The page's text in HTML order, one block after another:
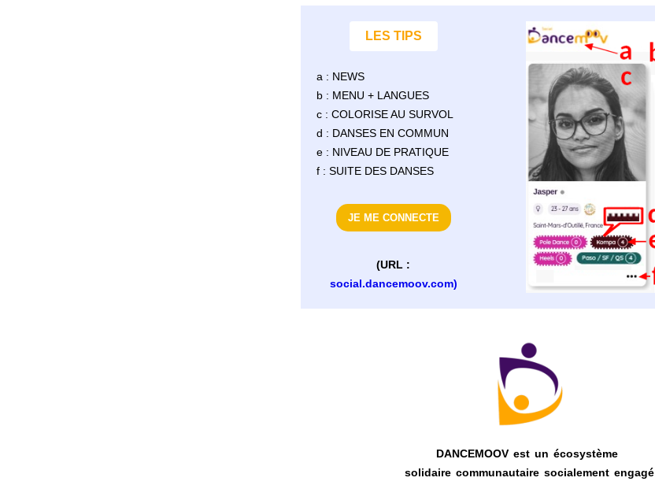
LES TIPS
a : NEWS
b : MENU + LANGUES
c : COLORISE AU SURVOL
d : DANSES EN COMMUN
e : NIVEAU DE PRATIQUE
f : SUITE DES DANSES
JE ME CONNECTE
(URL :
social.dancemoov.com)
DANCEMOOV est un écosystème
solidaire communautaire socialement engagé